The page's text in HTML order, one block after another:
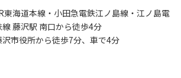
東海道本線・小田急電鉄江ノ島線・江ノ島電
線 藤沢駅 南口から徒歩4分
沢市役所から徒歩7分、車で4分